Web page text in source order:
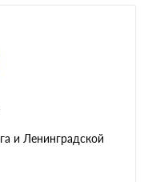
и Ленинградской